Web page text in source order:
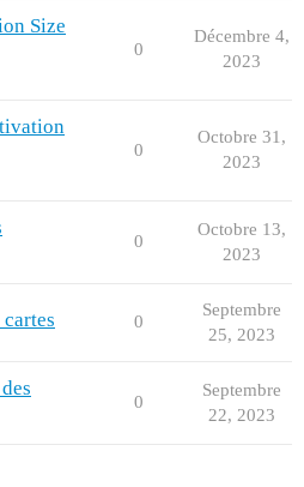
Size
0
Décembre 4,
2023
0
Octobre 31,
2023
0
Octobre 13,
2023
0
Septembre
25, 2023
0
Septembre
22, 2023